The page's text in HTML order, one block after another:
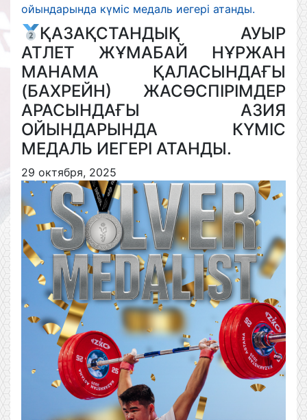
ойындарында күміс медаль иегері атанды.
ҚАЗАҚСТАНДЫҚ АУЫР
АТЛЕТ ЖҰМАБАЙ НҰРЖАН
МАНАМА ҚАЛАСЫНДАҒЫ
(БАХРЕЙН) ЖАСӨСПІРІМДЕР
АРАСЫНДАҒЫ АЗИЯ
ОЙЫНДАРЫНДА КҮМІС
МЕДАЛЬ ИЕГЕРІ АТАНДЫ.
29 октября, 2025